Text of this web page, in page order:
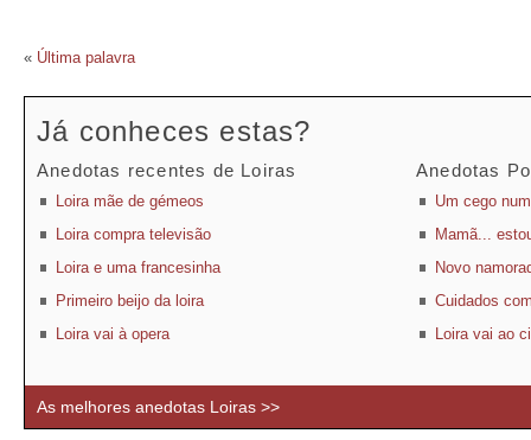
« Última palavra
Já conheces estas?
Anedotas recentes de Loiras
Loira mãe de gémeos
Loira compra televisão
Loira e uma francesinha
Primeiro beijo da loira
Loira vai à opera
Anedotas
Um cego
Mamã...
Novo
Cuidados
Loira vai ao
As melhores anedotas Loiras >>